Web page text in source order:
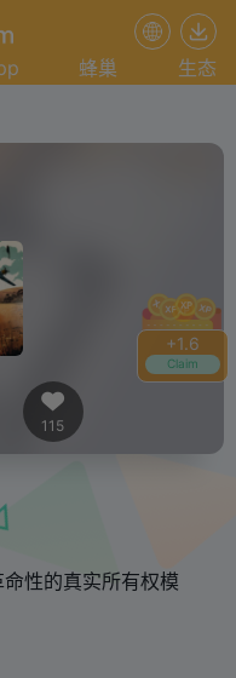
+1.6
Claim
蜂巢 生态
115
性的真实所有权模